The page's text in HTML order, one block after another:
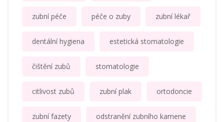
zubní péče péče o zuby zubní lékař
dentální hygiena estetická stomatologie
čištění zubů stomatologie
citlivost zubů zubní plak ortodoncie
zubní fazety odstranění zubního kamene